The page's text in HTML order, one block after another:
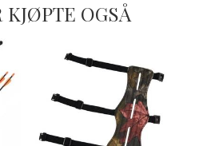
KJØPTE OGSÅ